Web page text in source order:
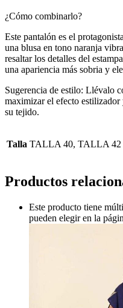
¿Cómo combinarlo?
Este pantalón es el
una blusa en tono naranja
resaltar los detalles del
una apariencia más sobria y
Sugerencia de estilo: Llévalo
maximizar el efecto
su tejido.
Talla TALLA 40, TALLA 42
Productos
Este producto tiene
pueden elegir en la